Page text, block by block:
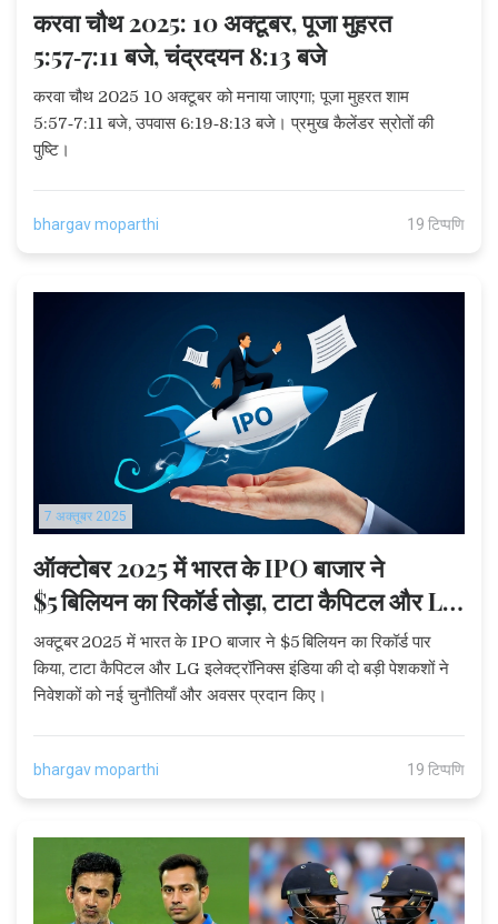
करवा चौथ 2025: 10 अक्टूबर, पूजा मुहरत
5:57‑7:11 बजे, चंद्रदयन 8:13 बजे
करवा चौथ 2025 10 अक्टूबर को मनाया जाएगा; पूजा मुहरत शाम
5:57‑7:11 बजे, उपवास 6:19‑8:13 बजे। प्रमुख कैलेंडर स्रोतों की
पुष्टि।
bhargav moparthi 19 टिप्पणि
7 अक्तूबर 2025
ऑक्टोबर 2025 में भारत के IPO बाजार ने
$5 बिलियन का रिकॉर्ड तोड़ा, टाटा कैपिटल और LG
इलेक्ट्रॉनिक्स भारत चमके
अक्टूबर 2025 में भारत के IPO बाजार ने $5 बिलियन का रिकॉर्ड पार
किया, टाटा कैपिटल और LG इलेक्ट्रॉनिक्स इंडिया की दो बड़ी पेशकशों ने
निवेशकों को नई चुनौतियाँ और अवसर प्रदान किए।
bhargav moparthi 19 टिप्पणि